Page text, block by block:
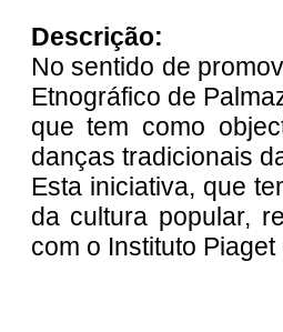
Descrição:
No sentido de
Etnográfico de
que tem como
danças tradicionais
Esta iniciativa, que
da cultura popular,
com o Instituto